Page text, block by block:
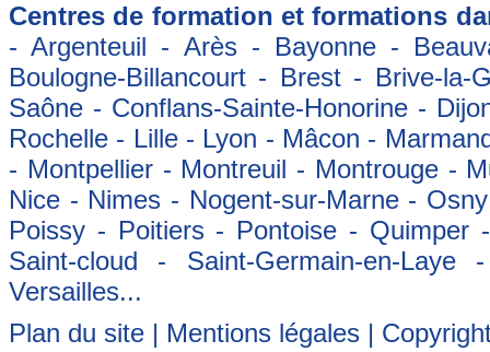
Centres de formation et formations
- Argenteuil - Arès - Bayonne -
Boulogne-Billancourt - Brest - Brive-
Saône - Conflans-Sainte-Honorine -
Rochelle - Lille - Lyon - Mâcon -
- Montpellier - Montreuil - Montrouge -
Nice - Nimes - Nogent-sur-Marne -
Poissy - Poitiers - Pontoise -
Saint-cloud - Saint-Germain-en-
Versailles...
Plan du site | Mentions légales |